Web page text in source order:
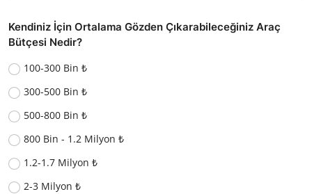
Kendiniz İçin Ortalama Gözden Çıkarabileceğiniz Araç
Bütçesi Nedir?
100-300 Bin ₺
300-500 Bin ₺
500-800 Bin ₺
800 Bin - 1.2 Milyon ₺
1.2-1.7 Milyon ₺
2-3 Milyon ₺